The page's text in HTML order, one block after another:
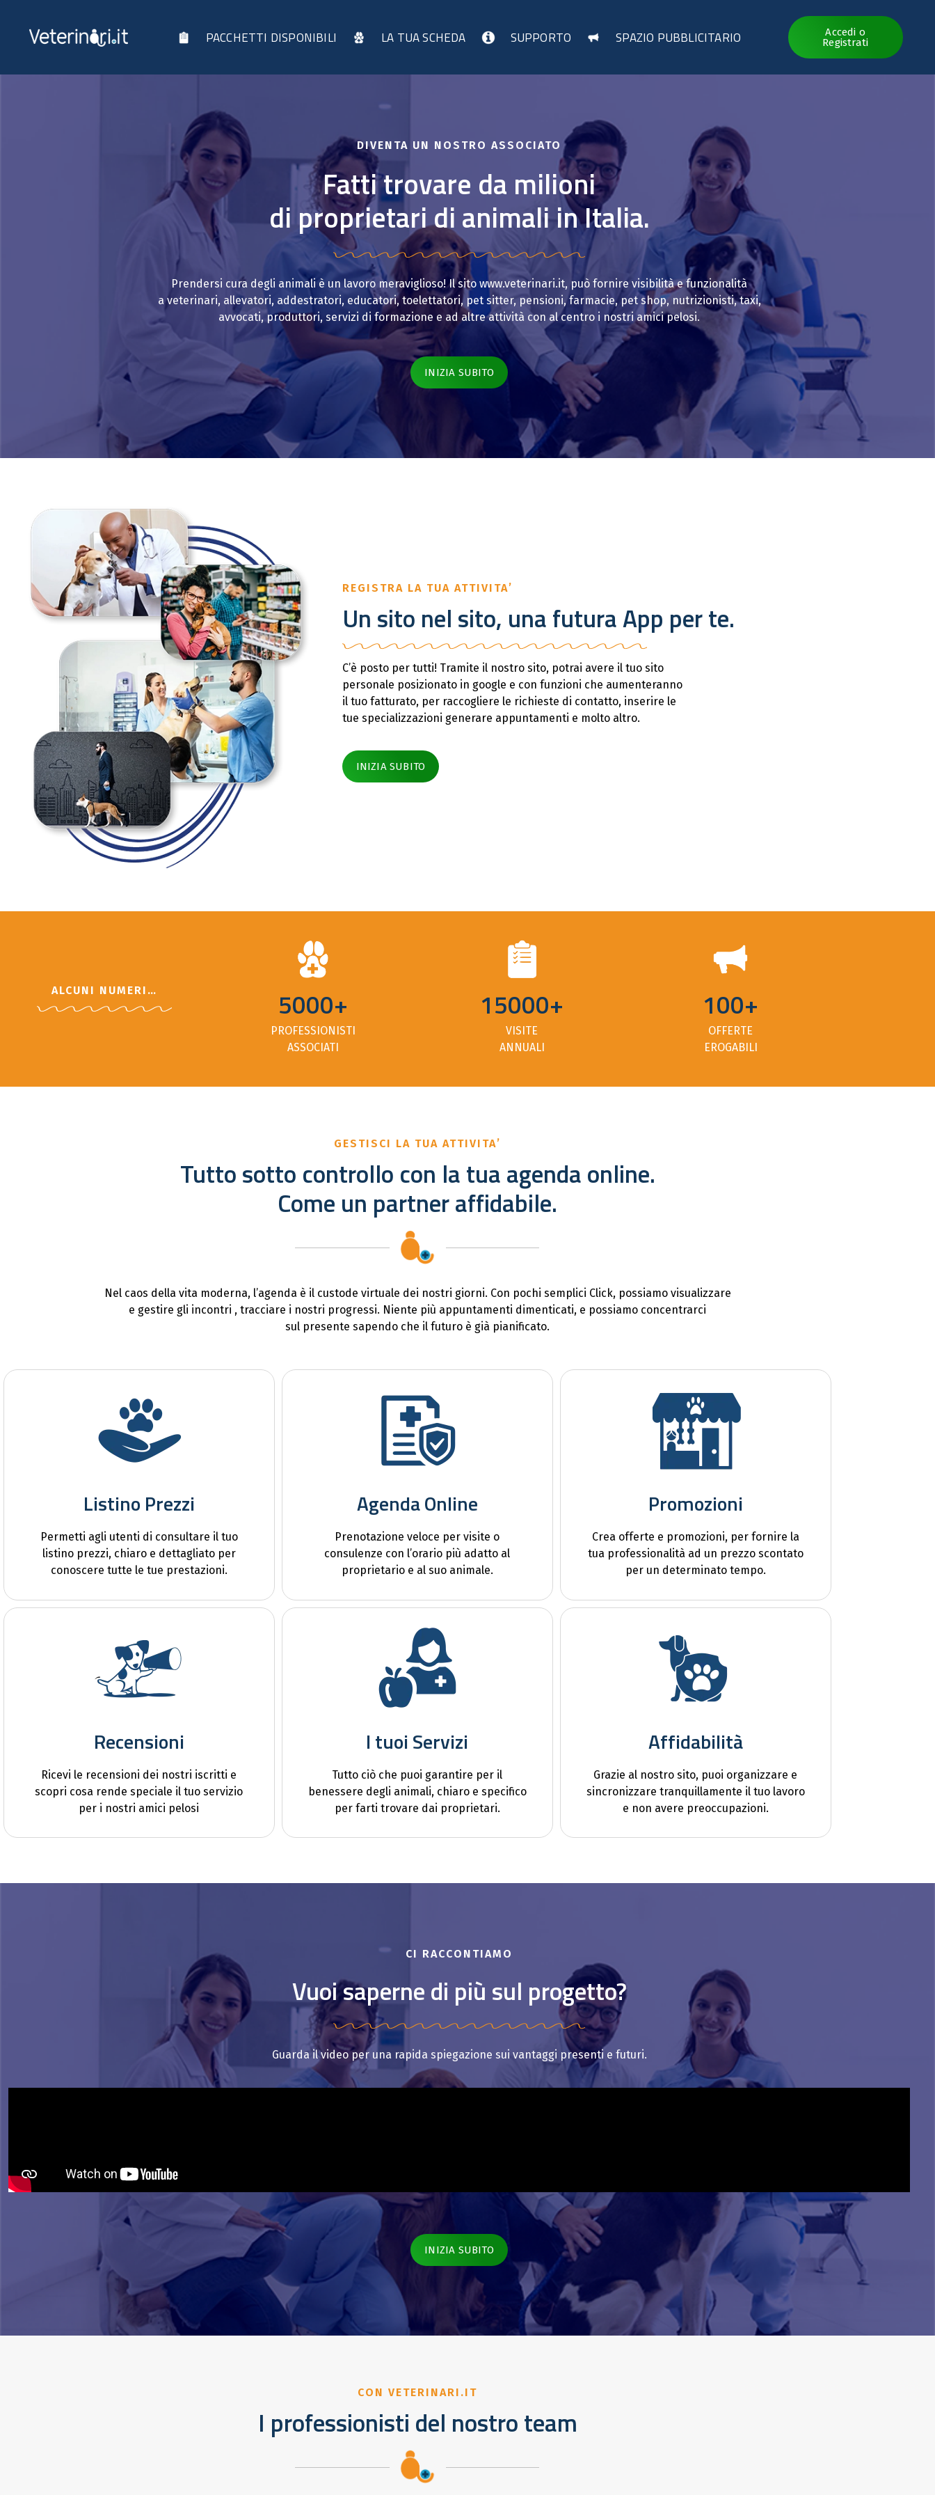
PACCHETTI DISPONIBILI LA TUA SCHEDA SUPPORTO SPAZIO PUBBLICITARIO
Accedi o
Registrati
DIVENTA UN NOSTRO ASSOCIATO
Fatti trovare da milioni
di proprietari di animali in Italia.
Prendersi cura degli animali è un lavoro meraviglioso! Il sito www.veterinari.it, può fornire visibilità e funzionalità
a veterinari, allevatori, addestratori, educatori, toelettatori, pet sitter, pensioni, farmacie, pet shop, nutrizionisti, taxi,
avvocati, produttori, servizi di formazione e ad altre attività con al centro i nostri amici pelosi.
INIZIA SUBITO
REGISTRA LA TUA ATTIVITA’
Un sito nel sito, una futura App per te.
C’è posto per tutti! Tramite il nostro sito, potrai avere il tuo sito
personale posizionato in google e con funzioni che aumenteranno
il tuo fatturato, per raccogliere le richieste di contatto, inserire le
tue specializzazioni generare appuntamenti e molto altro.
INIZIA SUBITO
ALCUNI NUMERI… 5000+
PROFESSIONISTI
ASSOCIATI
15000+
VISITE
ANNUALI
100+
OFFERTE
EROGABILI
GESTISCI LA TUA ATTIVITA’
Tutto sotto controllo con la tua agenda online.
Come un partner affidabile.
Nel caos della vita moderna, l’agenda è il custode virtuale dei nostri giorni. Con pochi semplici Click, possiamo visualizzare
e gestire gli incontri , tracciare i nostri progressi. Niente più appuntamenti dimenticati, e possiamo concentrarci
sul presente sapendo che il futuro è già pianificato.
Listino Prezzi
Permetti agli utenti di consultare il tuo
listino prezzi, chiaro e dettagliato per
conoscere tutte le tue prestazioni.
Agenda Online
Prenotazione veloce per visite o
consulenze con l’orario più adatto al
proprietario e al suo animale.
Promozioni
Crea offerte e promozioni, per fornire la
tua professionalità ad un prezzo scontato
per un determinato tempo.
Recensioni
Ricevi le recensioni dei nostri iscritti e
scopri cosa rende speciale il tuo servizio
per i nostri amici pelosi
I tuoi Servizi
Tutto ciò che puoi garantire per il
benessere degli animali, chiaro e specifico
per farti trovare dai proprietari.
Affidabilità
Grazie al nostro sito, puoi organizzare e
sincronizzare tranquillamente il tuo lavoro
e non avere preoccupazioni.
CI RACCONTIAMO
Vuoi saperne di più sul progetto?
Guarda il video per una rapida spiegazione sui vantaggi presenti e futuri.
INIZIA SUBITO
CON VETERINARI.IT
I professionisti del nostro team